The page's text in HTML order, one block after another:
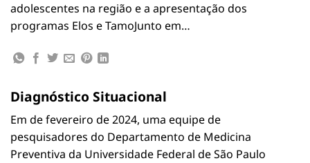
adolescentes na região e a apresentação dos
programas Elos e TamoJunto em…
Diagnóstico Situacional
Em de fevereiro de 2024, uma equipe de
pesquisadores do Departamento de Medicina
Preventiva da Universidade Federal de São Paulo